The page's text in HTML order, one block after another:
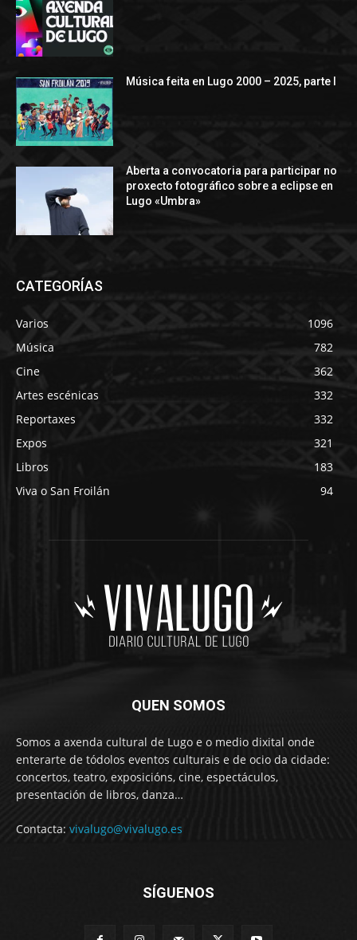
Música feita en Lugo 2000 – 2025, parte I
Aberta a convocatoria para participar no
proxecto fotográfico sobre a eclipse en
Lugo «Umbra»
CATEGORÍAS
Varios
1096
Música
782
Cine
362
Artes escénicas
332
Reportaxes
332
Expos
321
Libros
183
Viva o San Froilán
94
QUEN SOMOS
Somos a axenda cultural de Lugo e o medio dixital onde
enterarte de tódolos eventos culturais e de ocio da cidade:
concertos, teatro, exposicións, cine, espectáculos,
presentación de libros, danza…
Contacta: vivalugo@vivalugo.es
SÍGUENOS